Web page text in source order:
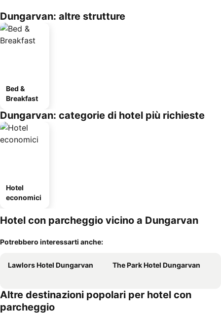
Dungarvan: altre strutture
Bed &
Breakfast
Dungarvan: categorie di hotel più richieste
Hotel
economici
Hotel con parcheggio vicino a Dungarvan
Potrebbero interessarti anche:
Lawlors Hotel Dungarvan The Park Hotel Dungarvan
Altre destinazioni popolari per hotel con
parcheggio